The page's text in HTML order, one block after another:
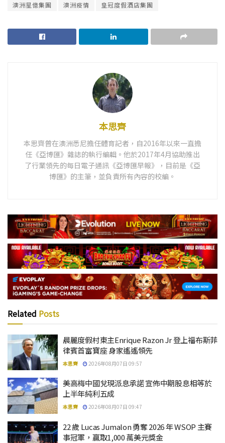
澳洲星億集團
澳洲疫情 皇冠度假酒店集團
本思齊
本思齊曾在澳洲悉尼擔任體育記者，自2016年以來一直擔
任《亞博匯》雜誌的執行編輯。他於2017年4月協助推出
了行業領先的每日電子通訊《亞博匯早報》，目前是《亞
博匯》的主筆，並負責所有內容的校編。
Related Posts
晨麗度假村東主Enrique Razon Jr 登上福布斯菲
律賓首富寶座 身家遙遙領先
本思齊 2026年08月07日 09:57
美高梅中國兌現派息承諾 宣佈中期股息相等於
上半年純利五成
本思齊 2026年08月07日 09:47
22 歲 Lucas Jumalon 勇奪 2026 年 WSOP 主賽
事冠軍，贏取1,000 萬美元獎金